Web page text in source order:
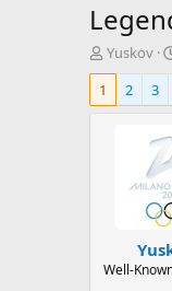
T
o
i
r
Yuskov
1
2 3
Well-